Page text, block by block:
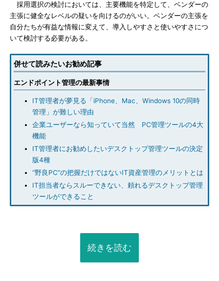
採用選択の検討においては、主要機能を特定して、ベンダーの
主張に健全なレベルの疑いを向けるのがいい。ベンダーの主張を
自分たちが有益な情報に変えて、導入しやすさと使いやすさにつ
いて検討する必要がある。
併せて読みたいお勧め記事
エンドポイント管理の最新事情
IT管理者が夢見る「iPhone、Mac、Windows 10の同時
管理」が難しい理由
企業ユーザーなら知っていて当然 PC管理ツールの4大
機能
IT管理者にお勧めしたいデスクトップ管理ツールの決定
版4種
“野良PC”の把握だけではないIT資産管理のメリットとは
IT担当者ならスルーできない、頼れるデスクトップ管理
ツールができること
続きを読む